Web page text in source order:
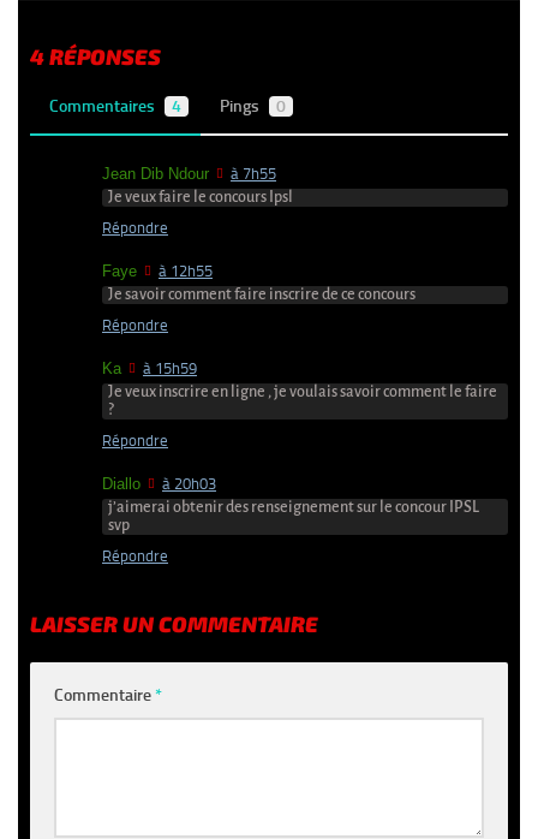
4 RÉPONSES
Commentaires 4 Pings 0
Jean Dib Ndour à 7h55
Je veux faire le concours Ipsl
Répondre
Faye à 12h55
Je savoir comment faire inscrire de ce concours
Répondre
Ka à 15h59
Je veux inscrire en ligne , je voulais savoir comment le faire
?
Répondre
Diallo à 20h03
j’aimerai obtenir des renseignement sur le concour IPSL
svp
Répondre
LAISSER UN COMMENTAIRE
Commentaire*